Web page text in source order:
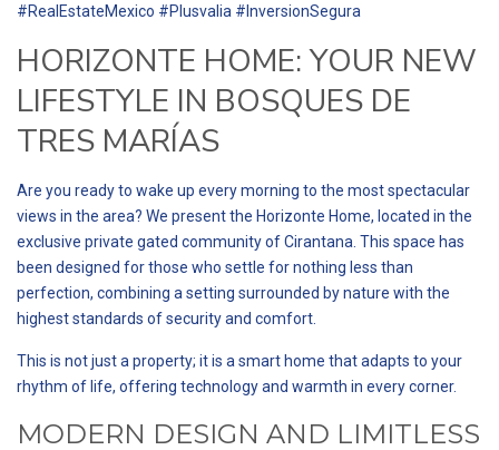
#RealEstateMexico #Plusvalia #InversionSegura
HORIZONTE HOME: YOUR NEW
LIFESTYLE IN BOSQUES DE
TRES MARÍAS
Are you ready to wake up every morning to the most spectacular
views in the area? We present the Horizonte Home, located in the
exclusive private gated community of Cirantana. This space has
been designed for those who settle for nothing less than
perfection, combining a setting surrounded by nature with the
highest standards of security and comfort.
This is not just a property; it is a smart home that adapts to your
rhythm of life, offering technology and warmth in every corner.
MODERN DESIGN AND LIMITLESS